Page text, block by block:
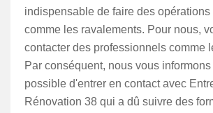
indispensable de faire des opérations
comme les ravalements. Pour nous,
contacter des professionnels comme
Par conséquent, nous vous
possible d'entrer en contact avec
Rénovation 38 qui a dû suivre des